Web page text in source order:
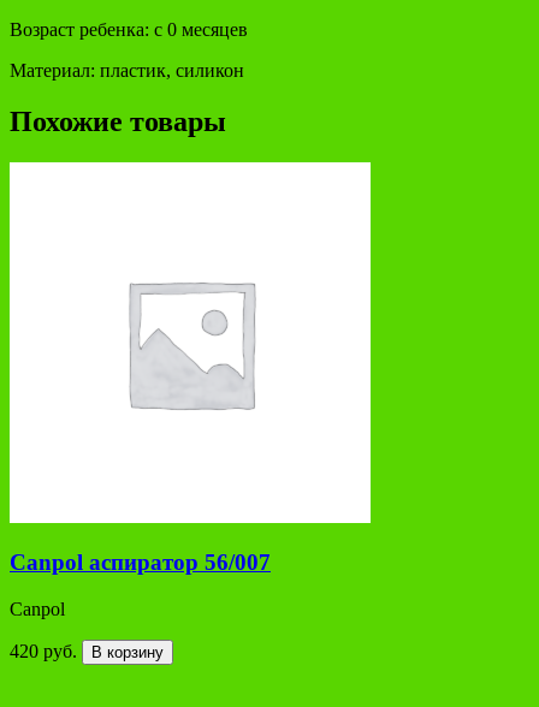
Возраст ребенка: с 0 месяцев
Материал: пластик, силикон
Похожие товары
Canpol аспиратор 56/007
Сanpol
420 руб. В корзину